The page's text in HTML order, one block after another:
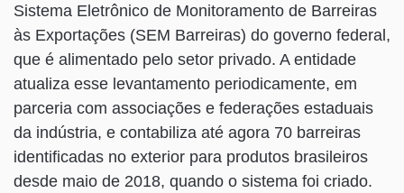
Sistema Eletrônico de Monitoramento de Barreiras
às Exportações (SEM Barreiras) do governo federal,
que é alimentado pelo setor privado. A entidade
atualiza esse levantamento periodicamente, em
parceria com associações e federações estaduais
da indústria, e contabiliza até agora 70 barreiras
identificadas no exterior para produtos brasileiros
desde maio de 2018, quando o sistema foi criado.